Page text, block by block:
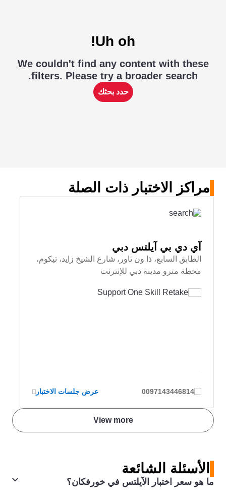
Uh oh!
We couldn't find any content with these
filters. Please try a broader search.
حدد بحثك
مراكز الاختبار ذات الصلة
View more
آي دي بي آيلتس دبي
الطابق السابع، ذا ون تاور، شارع الشيخ زايد، تيكوم،
محطة مترو مدينة دبي للإنترنت
Support One Skill Retake
0097143446814 عرض جلسات الاختبار
الأسئلة الشائعة
ما هو سعر اختبار الآيلتس في خورفكان؟